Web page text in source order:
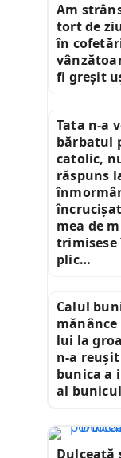
Am
tort de
în
fi greșit
Tata n-a
bărbatul
catolic,
răspuns
mea de
trimisese
plic…
Calul
mănânce
lui la
n-a
bunica a
al
Dulceață